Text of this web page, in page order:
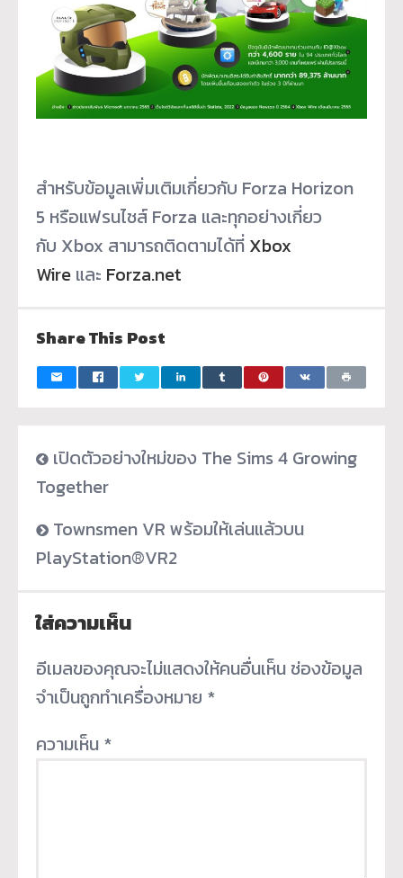
สำหรับข้อมูลเพิ่มเติมเกี่ยวกับ Forza Horizon
5 หรือแฟรนไชส์ Forza และทุกอย่างเกี่ยว
กับ Xbox สามารถติดตามได้ที่ Xbox
Wire และ Forza.net
Share This Post
เปิดตัวอย่างใหม่ของ The Sims 4 Growing
Together
Townsmen VR พร้อมให้เล่นแล้วบน
PlayStation®VR2
ใส่ความเห็น
อีเมลของคุณจะไม่แสดงให้คนอื่นเห็น ช่องข้อมูล
จำเป็นถูกทำเครื่องหมาย *
ความเห็น *